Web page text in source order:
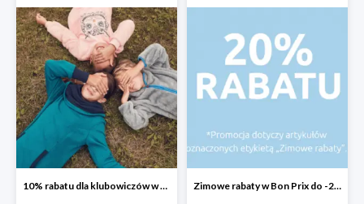
10% rabatu dla klubowiczów w Bon Prix Zimowe rabaty w Bon Prix do -20%